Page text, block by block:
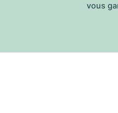
vous